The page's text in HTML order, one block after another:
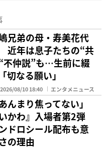
兄弟の母・寿美花代
近年は息子たちの“共
不仲説”も…生前に綴
切なる願い」
2026/08/10 18:40 エンタメニュース
んまり焦ってない」
かわ』入場者第2弾
ドロシール配布も意
の理由